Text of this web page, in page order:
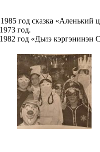
год сказка «Аленький
год.
год «Дьиэ кэргэнинэн